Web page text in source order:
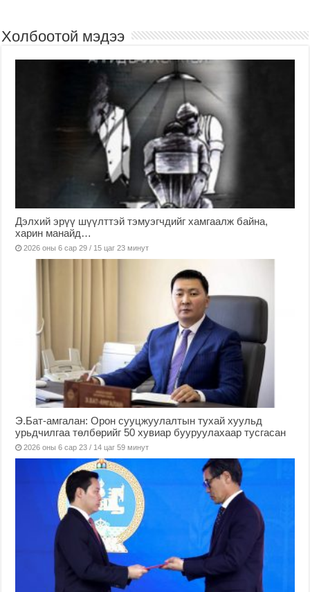
Холбоотой мэдээ
Дэлхий эрүү шүүлттэй тэмуэгчдийг хамгаалж байна,
харин манайд…
2026 оны 6 сар 29 / 15 цаг 23 минут
Э.Бат-амгалан: Орон сууцжуулалтын тухай хуульд
урьдчилгаа төлбөрийг 50 хувиар бууруулахаар тусгасан
2026 оны 6 сар 23 / 14 цаг 59 минут